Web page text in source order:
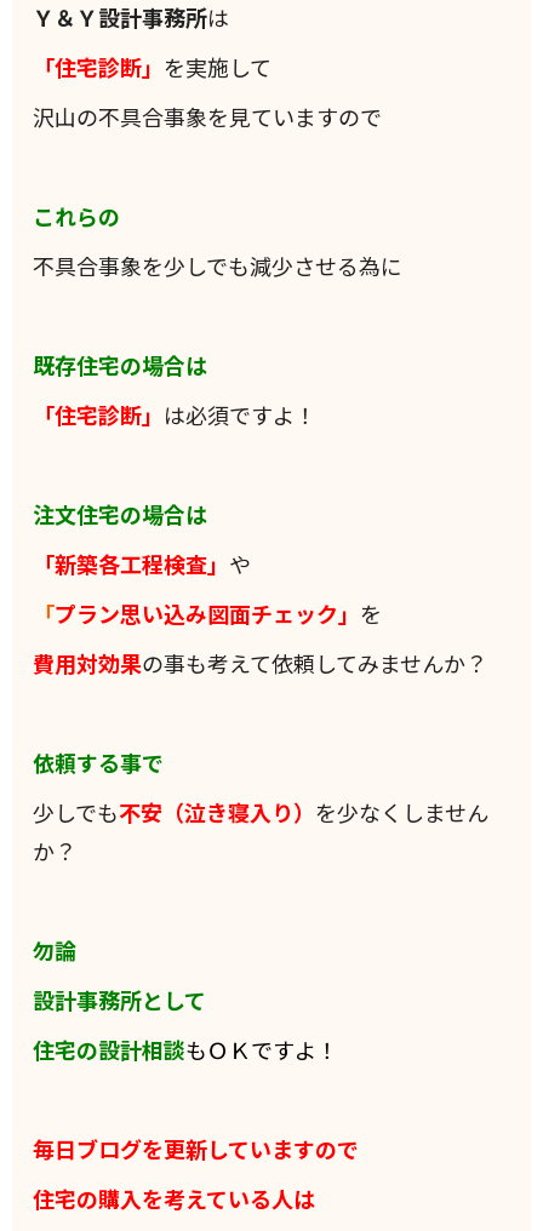
Ｙ＆Ｙ設計事務所は
「住宅診断」 を実施して
沢山の不具合事象を見ていますので
これらの
不具合事象を少しでも減少させる為に
既存住宅の場合は
「住宅診断」 は必須ですよ！
注文住宅の場合は
「新築各工程検査」 や
「プラン思い込み図面チェック」 を
費用対効果の事も考えて依頼してみませんか？
依頼する事で
少しでも不安（泣き寝入り） を少なくしません
か？
勿論
設計事務所として
住宅の設計相談もＯＫですよ！
毎日ブログを更新していますので
住宅の購入を考えている人は